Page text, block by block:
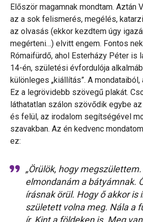
Először magamnak mondtam. Aztán
az a sok felismerés, megélés,
az olvasás (ekkor kezdtem úgy
megérteni…) elvitt engem. Fontos
Rómaifürdő, ahol Esterházy Péter is
14-én, születési évfordulója
különleges „kiállítás”. A mondataiból,
Ez a legrövidebb szövegű plakát.
láthatatlan szálon szövődik egybe
és felül, az irodalom segítségével
szavakban. Az én kedvenc
ez:
„Örülök, hogy
elmondanám a bátyámnak.
írásnak örül. Hogy ő akkor is
született volna meg. Nála a
ír. Kint a földeken is. Meg